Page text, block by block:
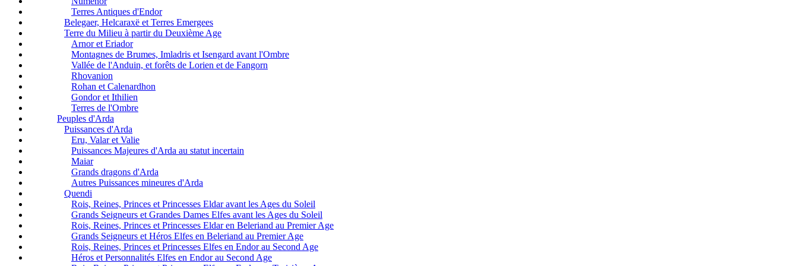
Terres Antiques d'Endor
Belegaer, Helcaraxë et Terres Emergees
Terre du Milieu à partir du Deuxième Age
Arnor et Eriador
Montagnes de Brumes, Imladris et Isengard avant l'Ombre
Vallée de l'Anduin, et forêts de Lorien et de Fangorn
Rhovanion
Rohan et Calenardhon
Gondor et Ithilien
Terres de l'Ombre
Peuples d'Arda
Puissances d'Arda
Eru, Valar et Valie
Puissances Majeures d'Arda au statut incertain
Maiar
Grands dragons d'Arda
Autres Puissances mineures d'Arda
Quendi
Rois, Reines, Princes et Princesses Eldar avant les Ages du Soleil
Grands Seigneurs et Grandes Dames Elfes avant les Ages du Soleil
Rois, Reines, Princes et Princesses Eldar en Beleriand au Premier Age
Grands Seigneurs et Héros Elfes en Beleriand au Premier Age
Rois, Reines, Princes et Princesses Elfes en Endor au Second Age
Héros et Personnalités Elfes en Endor au Second Age